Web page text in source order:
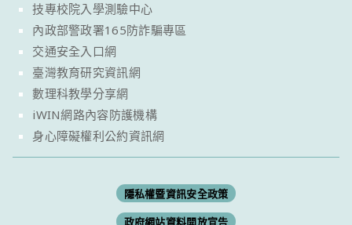
技專校院入學測驗中心
內政部警政署165防詐騙專區
交通安全入口網
臺灣教育研究資訊網
數理科教學分享網
iWIN網路內容防護機構
身心障礙權利公約資訊網
隱私權暨資訊安全政策
政府網站資料開放宣告